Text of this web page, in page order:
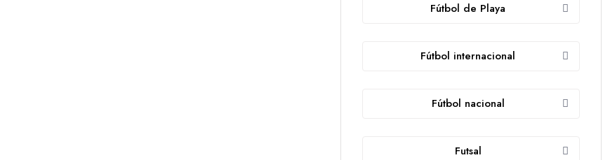
Fútbol de Playa
Fútbol internacional
Fútbol nacional
Futsal